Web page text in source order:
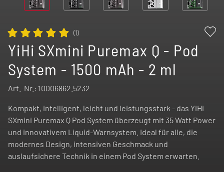
(1)
YiHi SXmini Puremax Q - Pod
System - 1500 mAh - 2 ml
Art.-Nr.: 10006862.5232
Kompakt, intelligent, leicht und leistungsstark - das YiHi
SXmini Puremax Q Pod System überzeugt mit 35 Watt Power
und innovativem Liquid-Warnsystem. Ideal für alle, die
modernes Design, intensiven Geschmack und
auslaufsichere Technik in einem Pod System erwarten.